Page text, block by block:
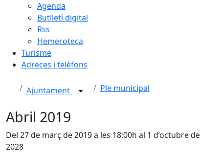
Agenda
Butlletí digital
Rss
Hemeroteca
Turisme
Adreces i telèfons
Ajuntament Ple municipal
Abril 2019
Del 27 de març de 2019 a les 18:00h al 1 d’octubre de
2028